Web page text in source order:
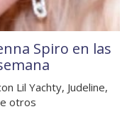
Spiro en las
Lil Yachty, Judeline,
otros